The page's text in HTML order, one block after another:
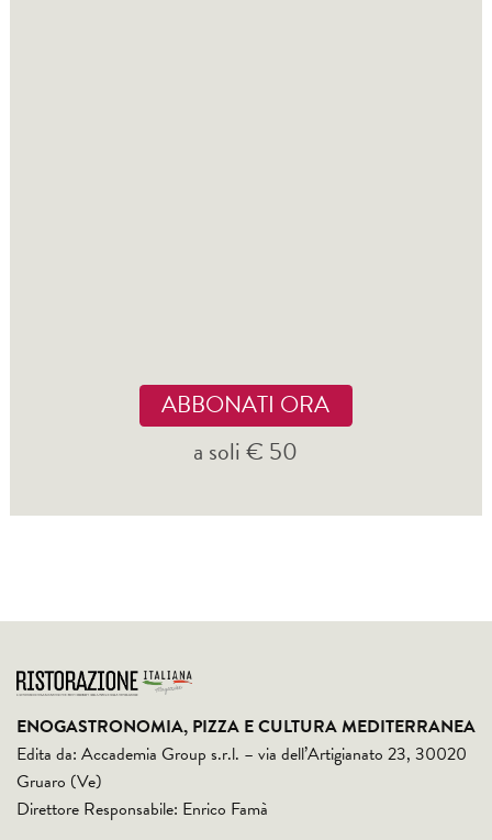
ABBONATI ORA
a soli € 50
ENOGASTRONOMIA, PIZZA E CULTURA MEDITERRANEA
Edita da: Accademia Group s.r.l. – via dell’Artigianato 23, 30020
Gruaro (Ve)
Direttore Responsabile: Enrico Famà